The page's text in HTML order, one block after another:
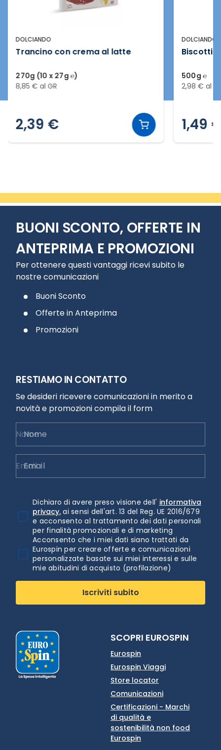
DOLCIANDO
Trancino con crema al latte
270g (10 x 27g ℮)
8,85 € al GR
2,39 €
DOLCIANDO
Biscotti
500g ℮
2,98 € al
1,49
BUONI SCONTO, OFFERTE IN
ANTEPRIMA E PROMOZIONI
Per ottenere questi vantaggi ricevi subito le
nostre comunicazioni
Buoni Sconto
Offerte in Anteprima
Promozioni
RESTIAMO IN CONTATTO
Se desideri ricevere comunicazioni in merito a
novità e promozioni compila il form
Nome
Email
Dichiaro di avere preso visione dell' informativa
privacy. ai sensi dell'art. 13 del Reg. UE 2016/679
e acconsento al trattamento dei dati personali
per finalità promozionali e di marketing
Acconsento che i miei dati siano trattati da
Eurospin per creare offerte e comunicazioni
personalizzate basate sui miei interessi e sulle
mie abitudini di acquisto (profilazione)
Iscriviti subito
SCOPRI EUROSPIN
Eurospin
Eurospin Viaggi
Store locator
Comunicazioni
Certificazioni - Marchi
di qualità e
sostenibilità non food
Eurospin